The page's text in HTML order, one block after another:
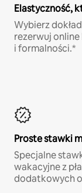
Elastyczność,
Wybierz
rezerwuj
i formalności.*
Proste stawki
Specjalne
wakacyjne z
dodatkowych